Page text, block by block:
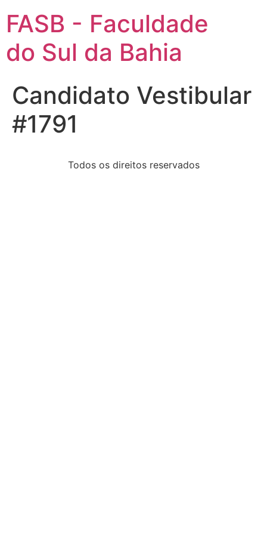
FASB - Faculdade
do Sul da Bahia
Candidato Vestibular
#1791
Todos os direitos reservados